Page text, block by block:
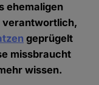
ehemaligen
verantwortlich,
geprügelt
missbraucht
wissen.